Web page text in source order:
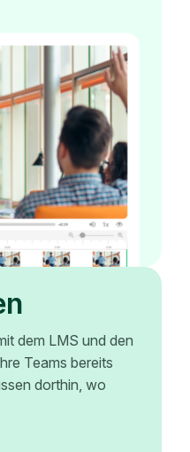
dem LMS und den
Teams bereits
dorthin, wo